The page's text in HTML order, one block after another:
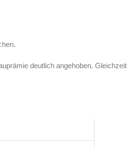
deutlich angehoben.